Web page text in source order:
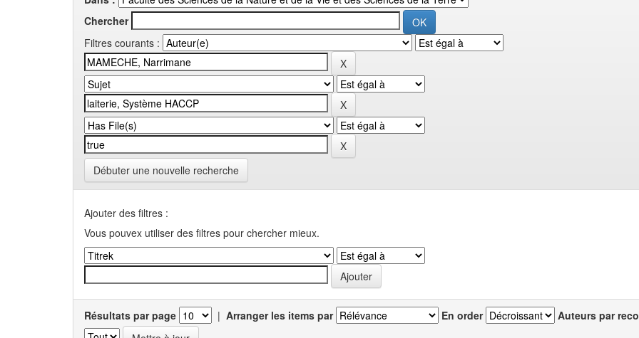
Chercher
Filtres courants :
Débuter une nouvelle recherche
Ajouter des filtres :
Vous pouvex utiliser des filtres pour chercher mieux.
Résultats par page | Arranger les items par En order Auteurs par